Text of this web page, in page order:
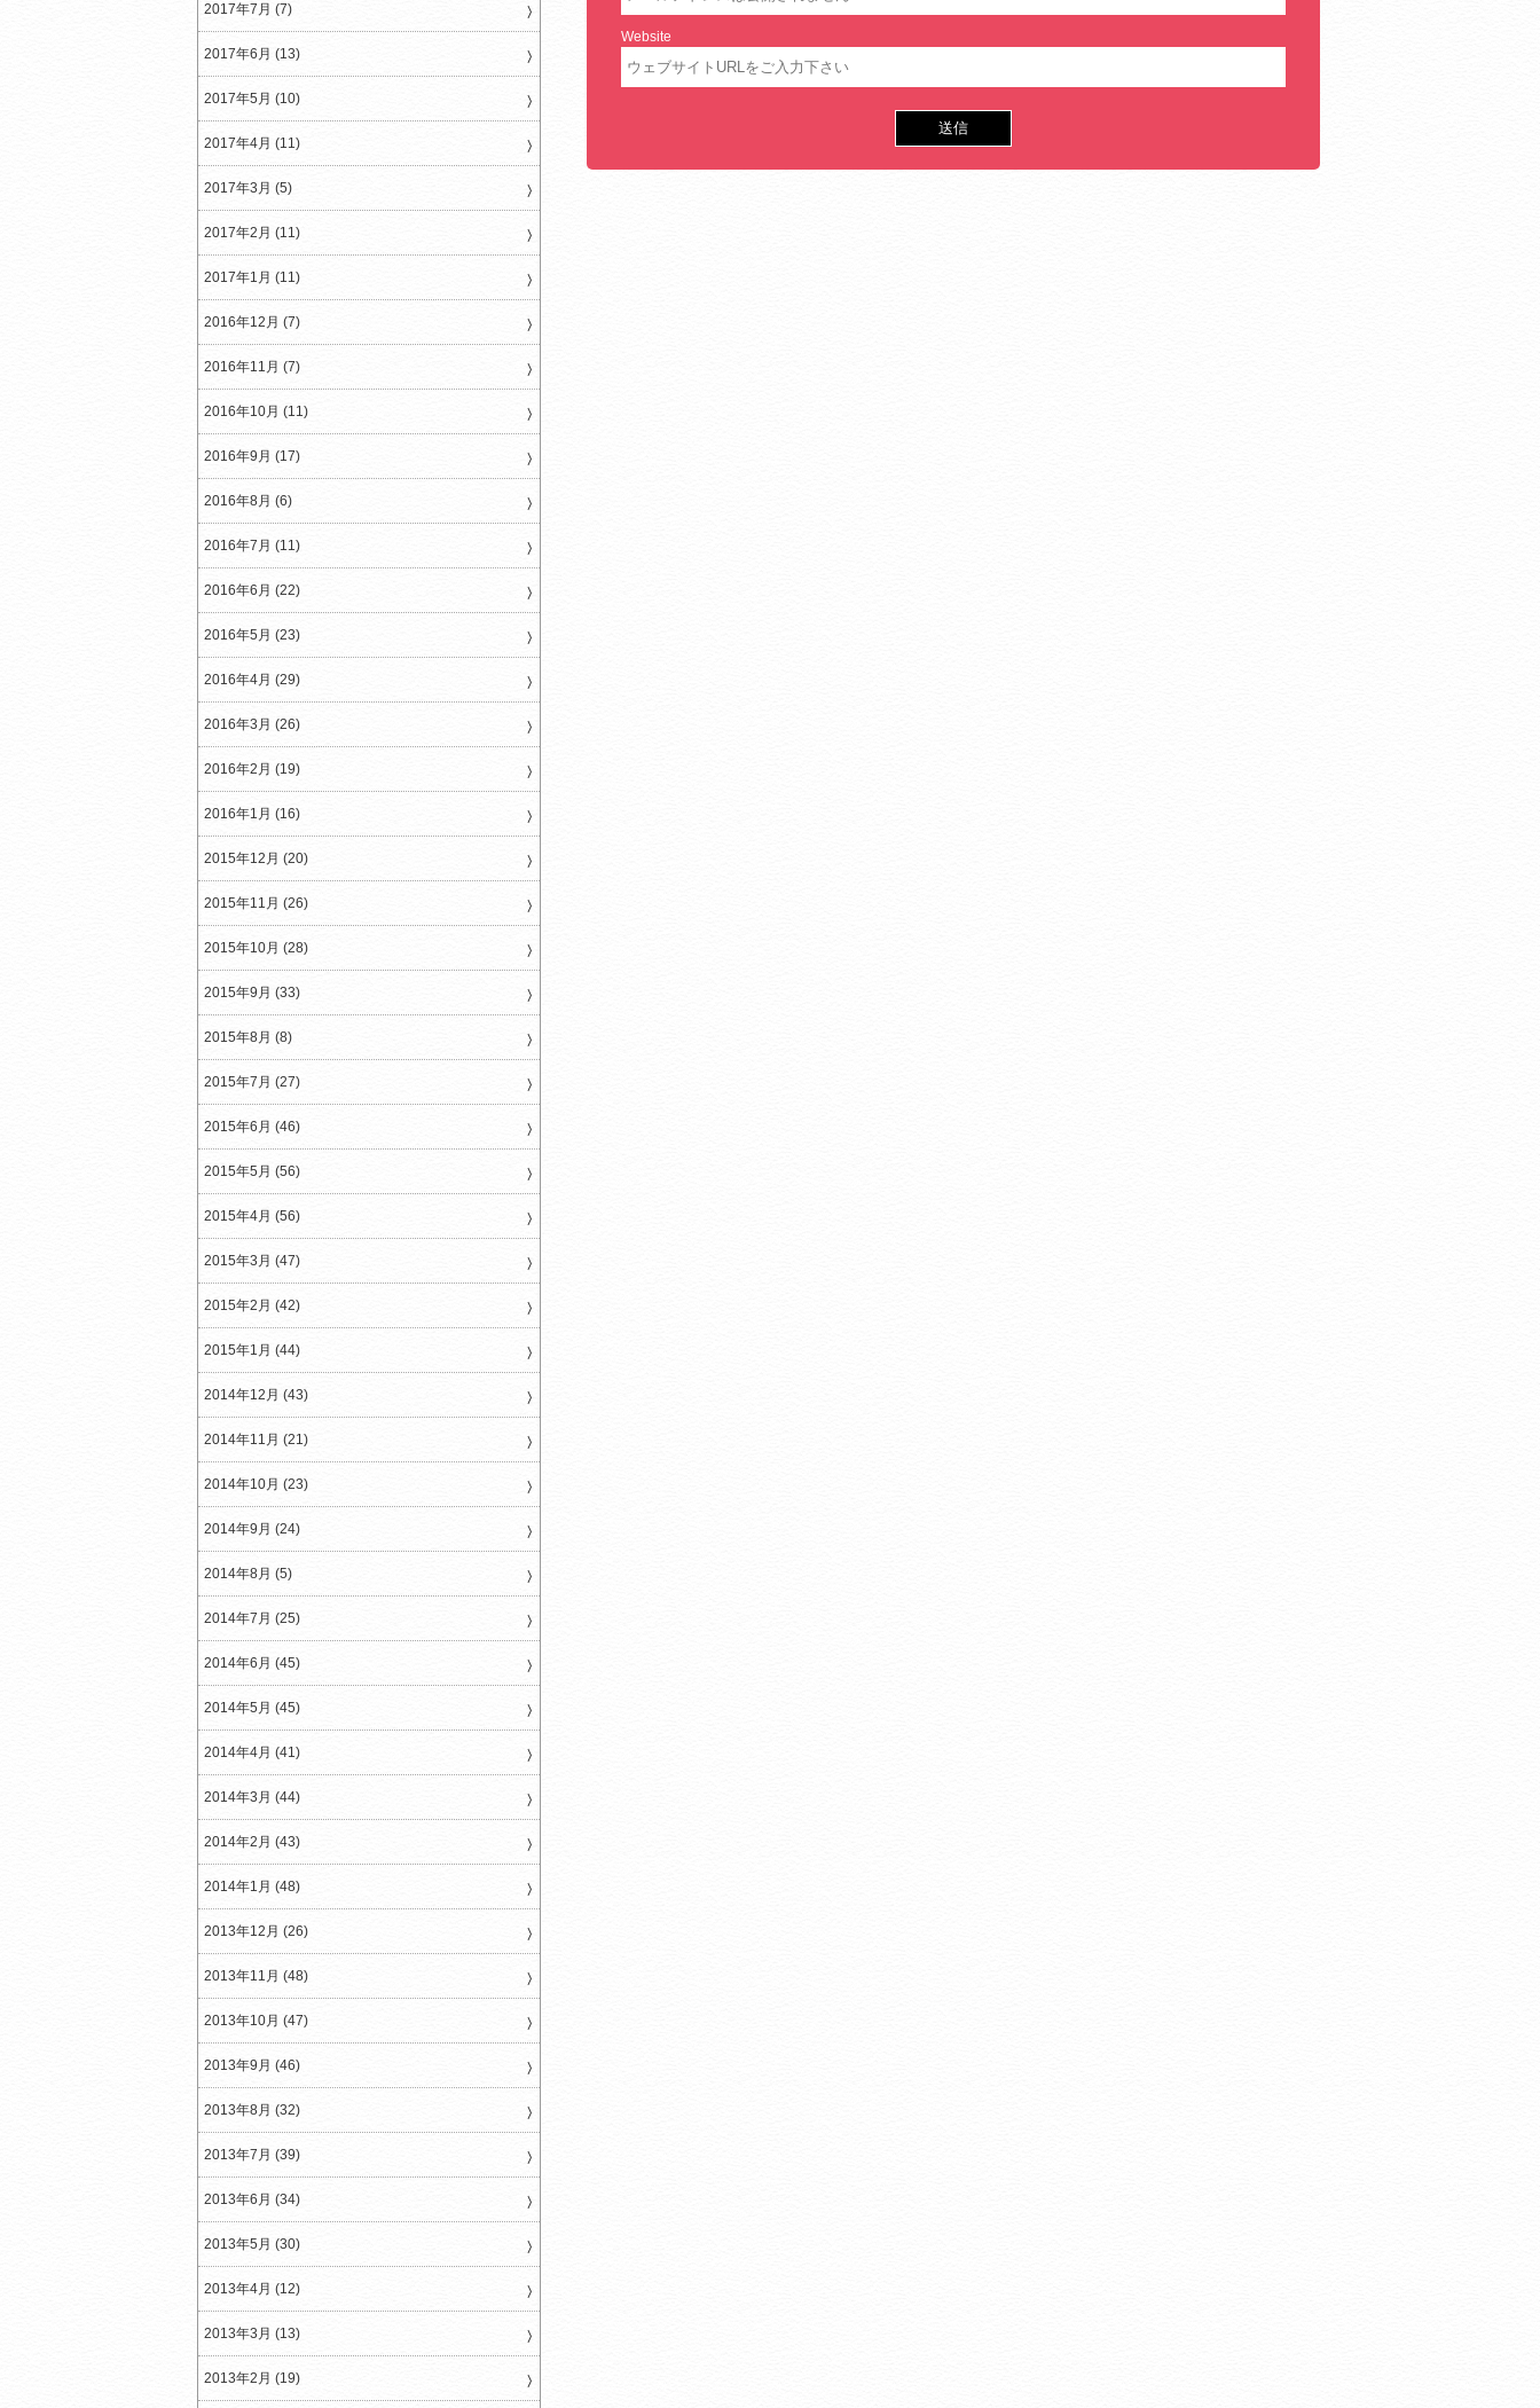
Website
2017年7月 (7)
2017年6月 (13)
2017年5月 (10)
2017年4月 (11)
2017年3月 (5)
2017年2月 (11)
2017年1月 (11)
2016年12月 (7)
2016年11月 (7)
2016年10月 (11)
2016年9月 (17)
2016年8月 (6)
2016年7月 (11)
2016年6月 (22)
2016年5月 (23)
2016年4月 (29)
2016年3月 (26)
2016年2月 (19)
2016年1月 (16)
2015年12月 (20)
2015年11月 (26)
2015年10月 (28)
2015年9月 (33)
2015年8月 (8)
2015年7月 (27)
2015年6月 (46)
2015年5月 (56)
2015年4月 (56)
2015年3月 (47)
2015年2月 (42)
2015年1月 (44)
2014年12月 (43)
2014年11月 (21)
2014年10月 (23)
2014年9月 (24)
2014年8月 (5)
2014年7月 (25)
2014年6月 (45)
2014年5月 (45)
2014年4月 (41)
2014年3月 (44)
2014年2月 (43)
2014年1月 (48)
2013年12月 (26)
2013年11月 (48)
2013年10月 (47)
2013年9月 (46)
2013年8月 (32)
2013年7月 (39)
2013年6月 (34)
2013年5月 (30)
2013年4月 (12)
2013年3月 (13)
2013年2月 (19)